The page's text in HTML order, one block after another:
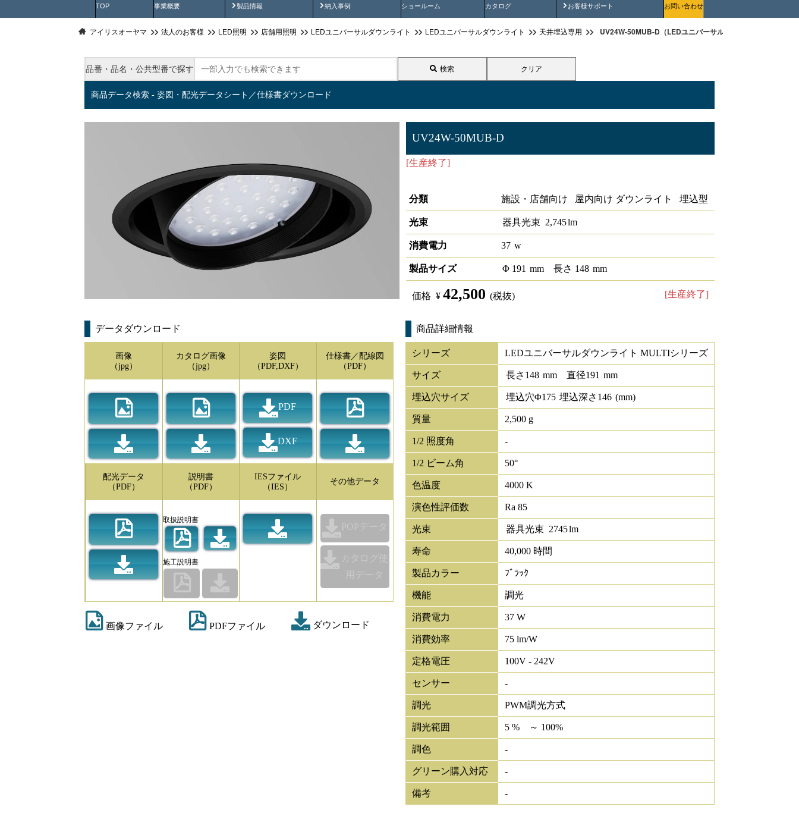
TOP 事業概要 製品情報
製品動画 納入事例
納入事例動画 ショールーム カタログ お客様サポート
安全にご使用いただくためにお問い合わせ
アイリスオーヤマ 法人のお客様 LED照明 店舗用照明 LEDユニバーサルダウンライト LEDユニバーサルダウンライト 天井埋込専用 UV24W-50MUB-D（LEDユニバーサルダウンライト埋込穴
品番・品名・公共型番で探す 検索 クリア
商品データ検索 - 姿図・配光データシート／仕様書ダウンロード
UV24W-50MUB-D
[生産終了]
分類
施設・店舗向け 屋内向け ダウンライト 埋込型
光束 器具光束 2,745lm
消費電力 37 w
製品サイズ Φ 191 mm 長さ 148 mm
価格 ¥ 42,500 (税抜) [生産終了]
データダウンロード
画像
（jpg）
カタログ画像
（jpg）
姿図
（PDF,DXF）
PDF
DXF
仕様書／配線図
（PDF）
配光データ
（PDF）
説明書
（PDF）
取扱説明書
施工説明書
IESファイル
（IES）
その他データ
POPデータ
カタログ使
用データ
画像ファイル PDFファイル ダウンロード
商品詳細情報
シリーズ LEDユニバーサルダウンライト MULTIシリーズ
サイズ 長さ 148 mm 直径191 mm
埋込穴サイズ 埋込穴Φ175 埋込深さ 146 (mm)
質量 2,500 g
1/2 照度角 -
1/2 ビーム角 50°
色温度 4000 K
演色性評価数 Ra 85
光束 器具光束 2745lm
寿命 40,000 時間
製品カラー ﾌﾞﾗｯｸ
機能 調光
消費電力 37 W
消費効率 75 lm/W
定格電圧 100V - 242V
センサー -
調光 PWM調光方式
調光範囲 5 % ～ 100%
調色 -
グリーン購入対応 -
備考 -